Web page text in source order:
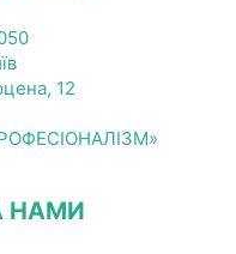
12
НАМИ